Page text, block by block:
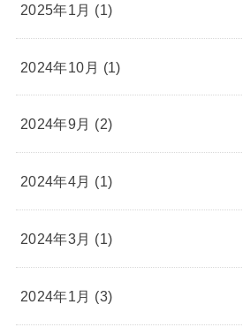
2025年1月 (1)
2024年10月 (1)
2024年9月 (2)
2024年4月 (1)
2024年3月 (1)
2024年1月 (3)